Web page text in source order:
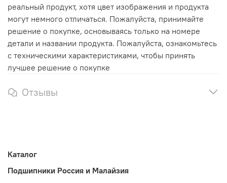
реальный продукт, хотя цвет изображения и продукта
могут немного отличаться. Пожалуйста, принимайте
решение о покупке, основываясь только на номере
детали и названии продукта. Пожалуйста, ознакомьтесь
с техническими характеристиками, чтобы принять
лучшее решение о покупке
Отзывы
Каталог
Подшипники Россия и Малайзия